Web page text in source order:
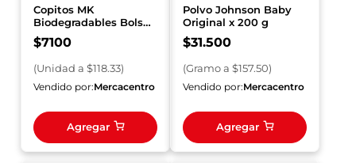
Copitos MK
Biodegradables Bolsa
x 60 und
$7100
(Unidad a $118.33)
Vendido por:Mercacentro
Agregar
Polvo Johnson Baby
Original x 200 g
$31.500
(Gramoa $157.50)
Vendido por:Mercacentro
Agregar